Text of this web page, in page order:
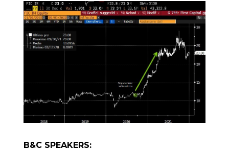
B&C SPEAKERS: